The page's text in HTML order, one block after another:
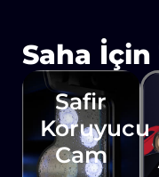
Saha İçin
Safir
Koruyucu
Cam